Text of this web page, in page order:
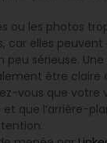
ou les photos
car elles peuvent
peu sérieuse.
être claire
vous que votre
que l’arrière-